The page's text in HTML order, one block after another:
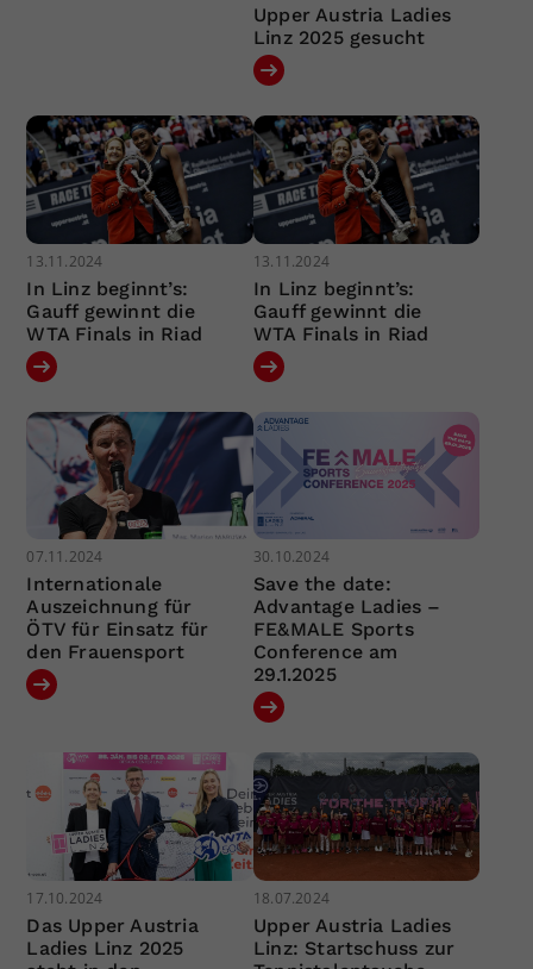
Upper Austria Ladies
Linz 2025 gesucht
13.11.2024
In Linz beginnt’s:
Gauff gewinnt die
WTA Finals in Riad
13.11.2024
In Linz beginnt’s:
Gauff gewinnt die
WTA Finals in Riad
07.11.2024
Internationale
Auszeichnung für
ÖTV für Einsatz für
den Frauensport
30.10.2024
Save the date:
Advantage Ladies –
FE&MALE Sports
Conference am
29.1.2025
17.10.2024
Das Upper Austria
Ladies Linz 2025
18.07.2024
Upper Austria Ladies
Linz: Startschuss zur